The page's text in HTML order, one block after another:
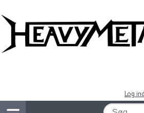
Log ind